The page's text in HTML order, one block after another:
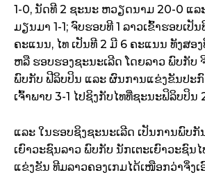
1-0, ນັດທີ 2 ຊະນະ ຫວຽດນາມ 20-0 ແ
ມຽນມາ 1-1; ຈົບຮອບທີ 1 ລາວເຂົ້າຮອບເປັ
ຄະແນນ, ໄທ ເປັນທີ 2 ມີ 6 ຄະແນນ ທັງສອ
ຫລື ຮອບຮອງຊະນະເລີດ ໂດຍລາວ ພົບກັບ
ພົບກັບ ຟີລິບປິນ ແລະ ຜົນການແຂ່ງຂັນປະ
ເຈົ້າພາບ 3-1 ໄປຊິງກັບໄທທີ່ຊະນະຟິລິບປິນ
ແລະ ໃນຮອບຊິງຊະນະເລີດ ເປັນການພົບກັ
ເຍົາວະຊົນລາວ ພົບກັບ ນັກເຕະເຍົາວະຊົນໄ
ແຂ່ງຂັນ ທີມລາວຄອງເກມໄດ້ເໜືອກວ່າຈິ່ງເ